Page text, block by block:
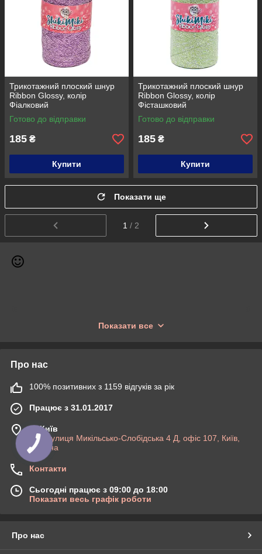
Трикотажний плоский шнур
Ribbon Glossy, колір
Фіалковий
Готово до відправки
185 ₴
Купити
Трикотажний плоский шнур
Ribbon Glossy, колір
Фісташковий
Готово до відправки
185 ₴
Купити
Показати ще
1 / 2
Показати все
Про нас
100% позитивних з 1159 відгуків за рік
Працює з 31.01.2017
м. Київ
Киів,вулиця Микільсько-Слобідська 4 Д, офіс 107, Київ,
Україна
Контакти
Сьогодні працює з 09:00 до 18:00
Показати весь графік роботи
Про нас